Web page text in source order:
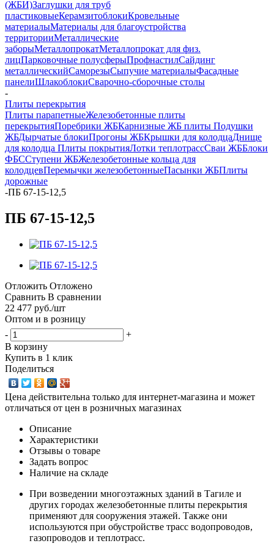
(ЖБИ)Заглушки для труб
пластиковыеКерамзитоблокиКровельные
материалыМатериалы для благоустройства
территорииМеталлические
заборыМеталлопрокатМеталлопрокат для физ.
лицПарковочные полусферыПрофнастилСайдинг
металлическийСаморезыСыпучие материалыФасадные
панелиШлакоблокиСварочно-сборочные столы
-
Плиты перекрытия
Плиты парапетныеЖелезобетонные плиты
перекрытияПоребрики ЖБКарнизные ЖБ плиты Подушки
ЖБДырчатые блокиПрогоны ЖБКрышки для колодцаДнище
для колодца Плиты покрытияЛотки теплотрассСваи ЖББлоки
ФБССтупени ЖБЖелезобетонные кольца для
колодцевПеремычки железобетонныеПасынки ЖБПлиты
дорожные
-ПБ 67-15-12,5
ПБ 67-15-12,5
Отложить Отложено
Сравнить В сравнении
22 477 руб./шт
Оптом и в розницу
-
+
В корзину
Купить в 1 клик
Поделиться
Цена действительна только для интернет-магазина и может
отличаться от цен в розничных магазинах
Описание
Характеристики
Отзывы о товаре
Задать вопрос
Наличие на складе
При возведении многоэтажных зданий в Тагиле и
других городах железобетонные плиты перекрытия
применяют для сооружения этажей. Также они
используются при обустройстве трасс водопроводов,
газопроводов и теплотрасс.